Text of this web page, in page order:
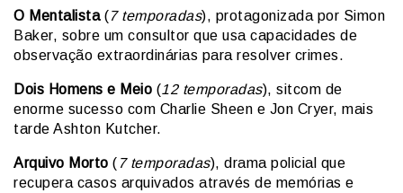
O Mentalista(7 temporadas), protagonizada por Simon
Baker, sobre um consultor que usa capacidades de
observação extraordinárias para resolver crimes.
Dois Homens e Meio (12 temporadas), sitcom de
enorme sucesso com Charlie Sheen e Jon Cryer, mais
tarde Ashton Kutcher.
Arquivo Morto ( 7 temporadas), drama policial que
recupera casos arquivados através de memórias e